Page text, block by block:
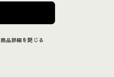
商品詳細を閉じる